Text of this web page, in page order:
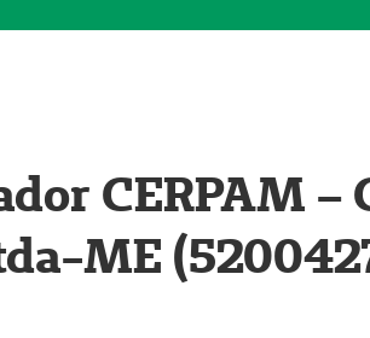
CERPAM –
ME